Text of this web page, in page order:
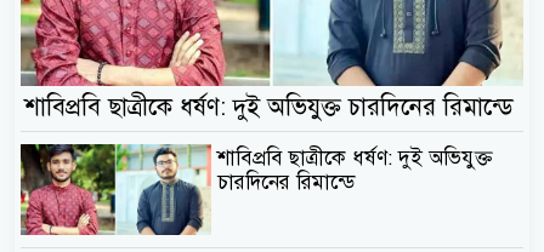
শাবিপ্রবি ছাত্রীকে ধর্ষণ: দুই অভিযুক্ত চারদিনের রিমান্ডে
শাবিপ্রবি ছাত্রীকে ধর্ষণ: দুই অভিযুক্ত
চারদিনের রিমান্ডে